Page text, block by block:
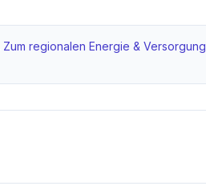
Zum regionalen Energie & Versorgung